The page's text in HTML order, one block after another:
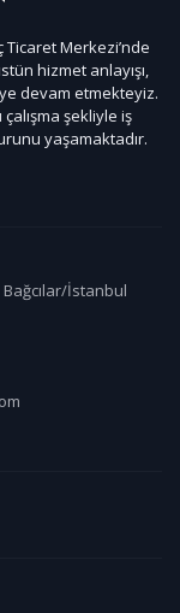
Ticaret Merkezi’nde
hizmet anlayışı,
devam etmekteyiz.
şekliyle iş
yaşamaktadır.
İstanbul